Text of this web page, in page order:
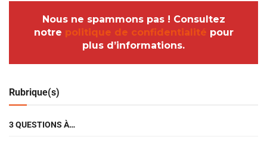
Nous ne spammons pas ! Consultez
notre politique de confidentialité pour
plus d’informations.
Rubrique(s)
3 QUESTIONS À…